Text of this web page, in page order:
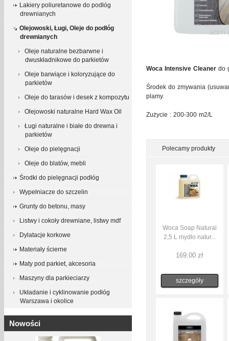
Lakiery poliuretanowe do podłóg
drewnianych
Olejowoski, Ługi, Oleje do podłóg
drewnianych
Oleje naturalne bezbarwne i
dwuskładnikowe do parkietów
Oleje barwiące i koloryzujące do
parkietów
Oleje do tarasów i desek z kompozytu
Olejowoski naturalne Hard Wax Oil
Ługi naturalne i białe do drewna i
parkietów
Oleje do pielęgnacji
Oleje do blatów, mebli
Środki do pielęgnacji podłóg
Wypełniacze do szczelin
Grunty do betonu, masy
Listwy i cokoły drewniane, listwy mdf
Dylatacje korkowe
Materiały ścierne
Maty pod parkiet, akcesoria
Maszyny dla parkieciarzy
Układanie i cyklinowanie podłóg
Warszawa i okolice
Nowości
Woca Intensive Cleanerdo
Środek do zmywania
plamy.
Zużycie : 200-300 m2/L
Polecamy produkty
Woca Soap Natural
2,5 L mydło natur...
169,00 zł
szczegóły